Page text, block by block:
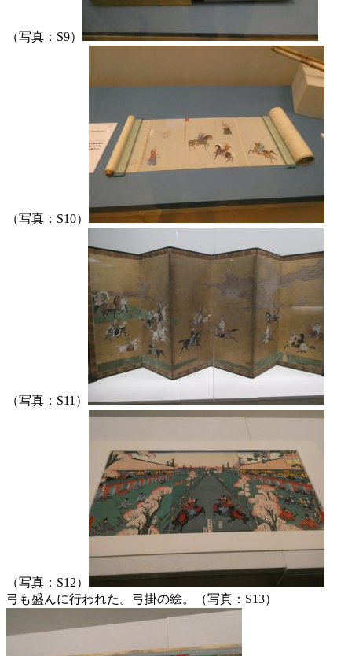
（写真：S9）
（写真：S10）
（写真：S11）
（写真：S12）
弓も盛んに行われた。弓掛の絵。（写真：S13）